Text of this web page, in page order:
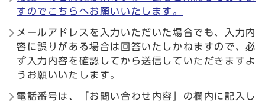
すのでこちらへお願いいたします。
メールアドレスを入力いただいた場合でも、入力内
容に誤りがある場合は回答いたしかねますので、必
ず入力内容を確認してから送信していただきますよ
うお願いいたします。
電話番号は、「お問い合わせ内容」の欄内に記入し